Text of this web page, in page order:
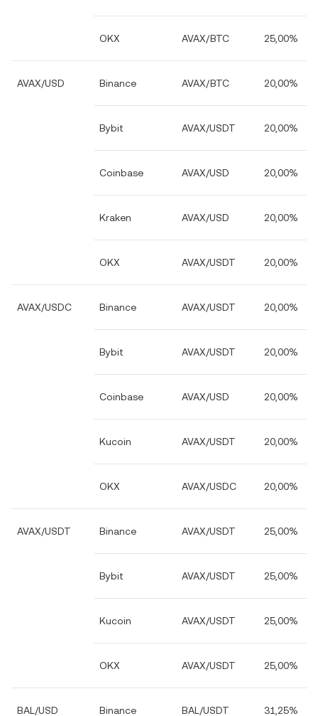
OKX AVAX/BTC 25,00%
AVAX/USD Binance AVAX/BTC 20,00%
Bybit AVAX/USDT 20,00%
Coinbase AVAX/USD 20,00%
Kraken AVAX/USD 20,00%
OKX AVAX/USDT 20,00%
AVAX/USDC Binance AVAX/USDT 20,00%
Bybit AVAX/USDT 20,00%
Coinbase AVAX/USD 20,00%
Kucoin AVAX/USDT 20,00%
OKX AVAX/USDC 20,00%
AVAX/USDT Binance AVAX/USDT 25,00%
Bybit AVAX/USDT 25,00%
Kucoin AVAX/USDT 25,00%
OKX AVAX/USDT 25,00%
BAL/USD Binance BAL/USDT 31,25%